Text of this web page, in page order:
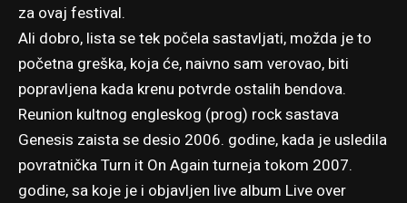
za ovaj festival.
Ali dobro, lista se tek počela sastavljati, možda je to
početna greška, koja će, naivno sam verovao, biti
popravljena kada krenu potvrde ostalih bendova.
Reunion kultnog engleskog (prog) rock sastava
Genesis zaista se desio 2006. godine, kada je usledila
povratnička Turn it On Again turneja tokom 2007.
godine, sa koje je i objavljen live album Live over